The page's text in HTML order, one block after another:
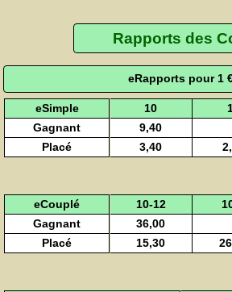
Rapports des
eRapports pour 1
eSimple 10
Gagnant
9,40
Placé
3,40
eCouplé 10-12
Gagnant
36,00
Placé
15,30